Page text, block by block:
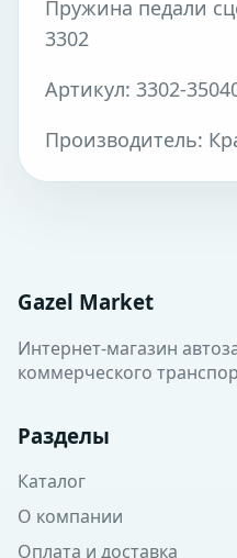
Пружина педали
3302
Артикул: 3302-
Производитель:
Gazel Market
Интернет-магазин
коммерческого
Разделы
Каталог
О компании
Оплата и доставка